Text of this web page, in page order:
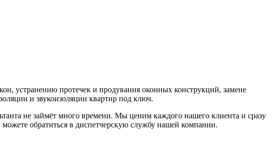
устранению протечек и продувания оконных конструкций, замене
и звукоизоляции квартир под ключ.
не займёт много времени. Мы ценим каждого нашего клиента и сразу
обратиться в диспетчерскую службу нашей компании.